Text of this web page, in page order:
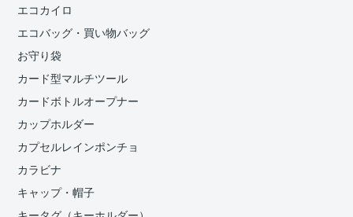
エコカイロ
エコバッグ・買い物バッグ
お守り袋
カード型マルチツール
カードボトルオープナー
カップホルダー
カプセルレインポンチョ
カラビナ
キャップ・帽子